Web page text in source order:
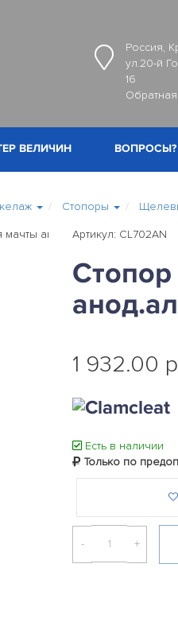
Россия,
ул.20-й
16
ВЕЛИЧИН ВОПРОСЫ?
Стопоры
Артикул: CL702AN
1 932.00
Есть в наличии
Только по
- +